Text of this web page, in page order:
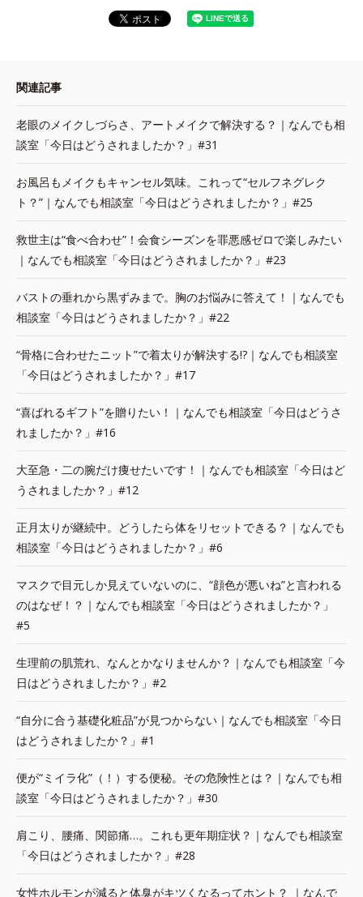
関連記事
老眼のメイクしづらさ、アートメイクで解決する？｜なんでも相
談室「今日はどうされましたか？」#31
お風呂もメイクもキャンセル気味。これって“セルフネグレク
ト？”｜なんでも相談室「今日はどうされましたか？」#25
救世主は“食べ合わせ”！会食シーズンを罪悪感ゼロで楽しみたい
｜なんでも相談室「今日はどうされましたか？」#23
バストの垂れから黒ずみまで。胸のお悩みに答えて！｜なんでも
相談室「今日はどうされましたか？」#22
“骨格に合わせたニット”で着太りが解決する!?｜なんでも相談室
「今日はどうされましたか？」#17
“喜ばれるギフト”を贈りたい！｜なんでも相談室「今日はどうさ
れましたか？」#16
大至急・二の腕だけ痩せたいです！｜なんでも相談室「今日はど
うされましたか？」#12
正月太りが継続中。どうしたら体をリセットできる？｜なんでも
相談室「今日はどうされましたか？」#6
マスクで目元しか見えていないのに、“顔色が悪いね”と言われる
のはなぜ！？｜なんでも相談室「今日はどうされましたか？」
#5
生理前の肌荒れ、なんとかなりませんか？｜なんでも相談室「今
日はどうされましたか？」#2
“自分に合う基礎化粧品”が見つからない｜なんでも相談室「今日
はどうされましたか？」#1
便が“ミイラ化”（！）する便秘。その危険性とは？｜なんでも相
談室「今日はどうされましたか？」#30
肩こり、腰痛、関節痛…。これも更年期症状？｜なんでも相談室
「今日はどうされましたか？」#28
女性ホルモンが減ると体臭がキツくなるってホント？ ｜なんで